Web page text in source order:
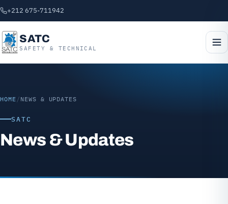
+212 675-711942
SATC
SAFETY & TECHNICAL
HOME / NEWS & UPDATES
SATC
News & Updates